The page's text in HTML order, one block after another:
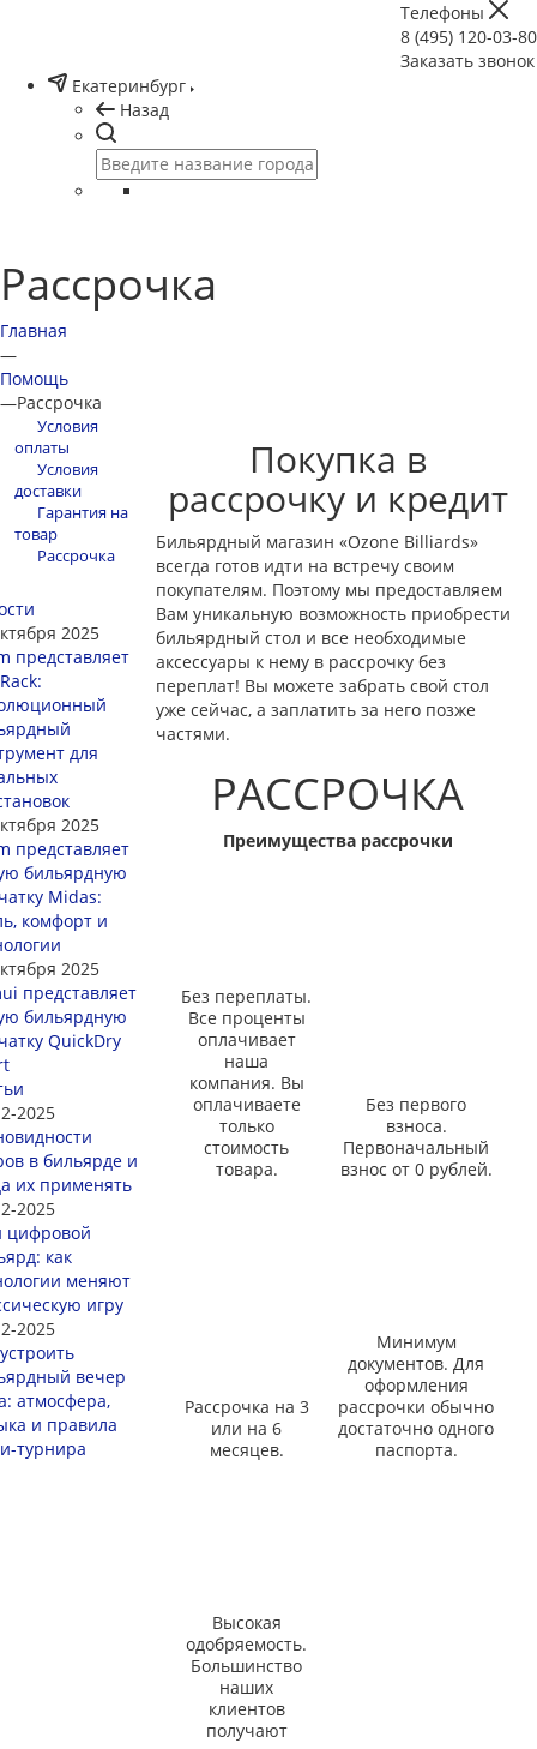
Телефоны
8 (495) 120-03-80
Заказать звонок
Екатеринбург
Назад
Рассрочка
Главная
—
Помощь
—Рассрочка
Покупка в
рассрочку и кредит
Бильярдный магазин «Ozone Billiards»
всегда готов идти на встречу своим
покупателям. Поэтому мы предоставляем
Вам уникальную возможность приобрести
бильярдный стол и все необходимые
аксессуары к нему в рассрочку без
переплат! Вы можете забрать свой стол
уже сейчас, а заплатить за него позже
частями.
РАССРОЧКА
Преимущества рассрочки
Без переплаты.
Все проценты
оплачивает
наша
компания. Вы
оплачиваете
только
стоимость
товара.
Без первого
взноса.
Первоначальный
взнос от 0 рублей.
Рассрочка на 3
или на 6
месяцев.
Минимум
документов. Для
оформления
рассрочки обычно
достаточно одного
паспорта.
Высокая
одобряемость.
Большинство
наших
клиентов
получают
Условия
оплаты
Условия
доставки
Гарантия на
товар
Рассрочка
2025
представляет
для
2025
представляет
бильярдную
Midas:
комфорт и
2025
представляет
бильярдную
QuickDry
2025
в бильярде и
их применять
2025
цифровой
как
меняют
игру
2025
вечер
атмосфера,
и правила
турнира